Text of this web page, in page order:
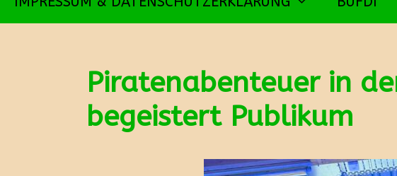
Piratenabenteuer in
begeistert Publikum